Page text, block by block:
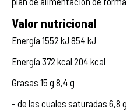
Valor nutricional
Energía 1552 kJ 854 kJ
Energía 372 kcal 204 kcal
Grasas 15 g 8,4 g
- de las cuales saturadas 6,8